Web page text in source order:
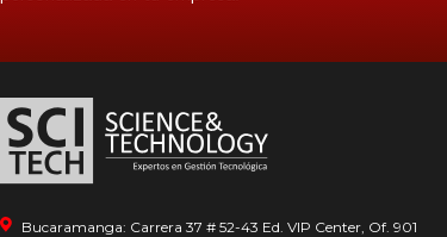
Bucaramanga: Carrera 37 # 52-43 Ed. VIP Center, Of. 901